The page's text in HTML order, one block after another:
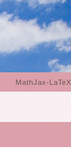
MathJax-LaTeX